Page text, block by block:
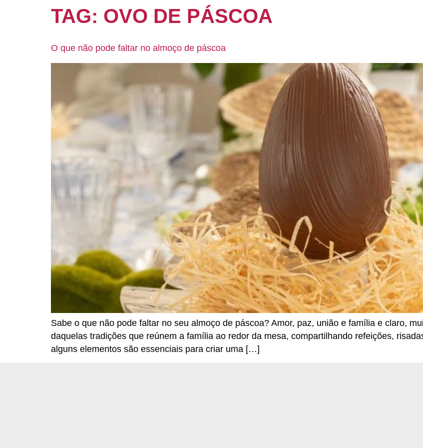
TAG: OVO DE PÁSCOA
O que não pode faltar no almoço de páscoa
Sabe o que não pode faltar no seu almoço de páscoa? Amor, paz, união e família e claro,
daquelas tradições que reúnem a família ao redor da mesa, compartilhando refeições,
alguns elementos são essenciais para criar uma […]